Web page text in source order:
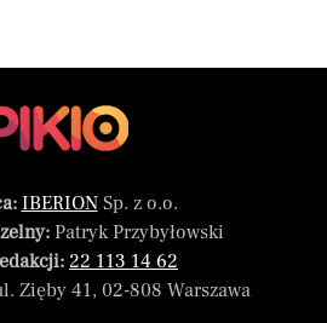
IBERIONSp. z o.o.
Patryk Przybyłowski
22 113 14 62
Zięby 41, 02-808 Warszawa